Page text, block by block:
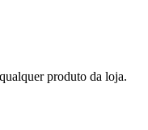
produto da loja.